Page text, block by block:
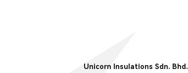
Unicorn Insulations Sdn. Bhd.